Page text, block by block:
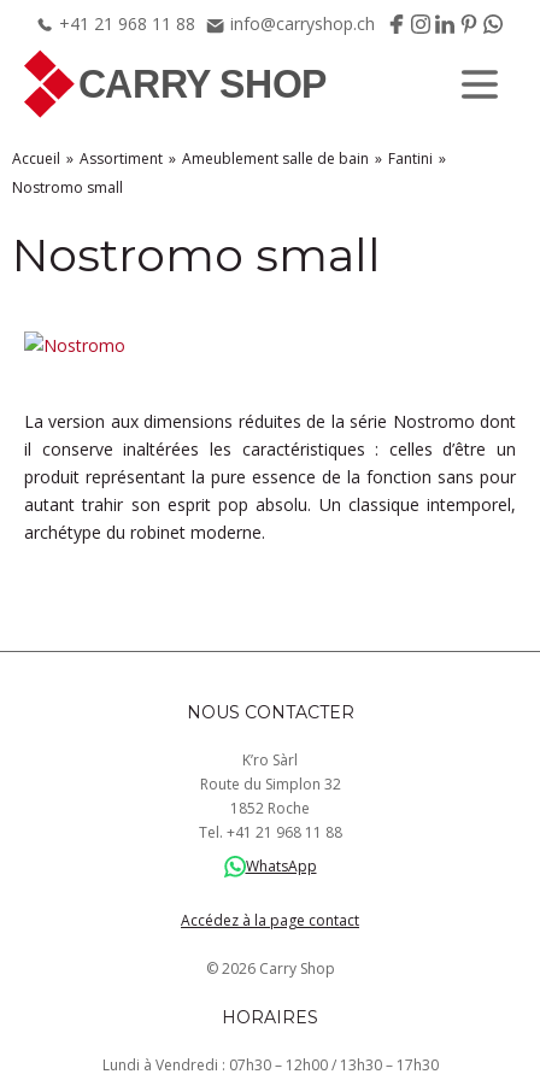
+41 21 968 11 88 info@carryshop.ch
Accueil Assortiment Ameublement salle de bain
Fantini
Nostromo small
Nostromo small
La version aux dimensions réduites de la série Nostromo dont
il conserve inaltérées les caractéristiques : celles d’être un
produit représentant la pure essence de la fonction sans pour
autant trahir son esprit pop absolu. Un classique intemporel,
archétype du robinet moderne.
NOUS CONTACTER
K’ro Sàrl
Route du Simplon 32
1852 Roche
Tel. +41 21 968 11 88
WhatsApp
Accédez à la page contact
© 2026 Carry Shop
HORAIRES
Lundi à Vendredi : 07h30 – 12h00 / 13h30 – 17h30